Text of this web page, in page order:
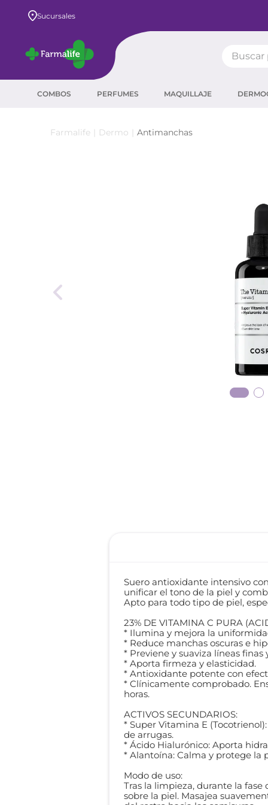
Sucursales
COMBOS PERFUMES MAQUILLAJE
Dermo Antimanchas
Suero antioxidante intensivo
unificar el tono de la piel y
Apto para todo tipo de piel,
23% DE VITAMINA C PURA
* Ilumina y mejora la
* Reduce manchas oscuras e
* Previene y suaviza líneas finas
* Aporta firmeza y elasticidad.
* Antioxidante potente con
* Clínicamente comprobado.
horas.
ACTIVOS SECUNDARIOS:
* Super Vitamina E
de arrugas.
* Ácido Hialurónico: Aporta
* Alantoína: Calma y protege la
Modo de uso:
Tras la limpieza, durante la
sobre la piel. Masajea